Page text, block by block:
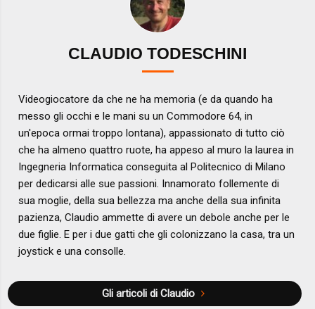
CLAUDIO TODESCHINI
Videogiocatore da che ne ha memoria (e da quando ha
messo gli occhi e le mani su un Commodore 64, in
un'epoca ormai troppo lontana), appassionato di tutto ciò
che ha almeno quattro ruote, ha appeso al muro la laurea in
Ingegneria Informatica conseguita al Politecnico di Milano
per dedicarsi alle sue passioni. Innamorato follemente di
sua moglie, della sua bellezza ma anche della sua infinita
pazienza, Claudio ammette di avere un debole anche per le
due figlie. E per i due gatti che gli colonizzano la casa, tra un
joystick e una consolle.
Gli articoli di Claudio